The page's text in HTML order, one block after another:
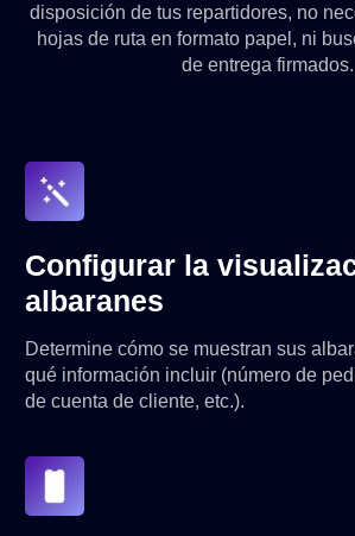
disposición de tus repartidores, no
hojas de ruta en formato papel, ni
de entrega firmados.
Configurar la
albaranes
Determine cómo se muestran sus
qué información incluir (número de
de cuenta de cliente, etc.).